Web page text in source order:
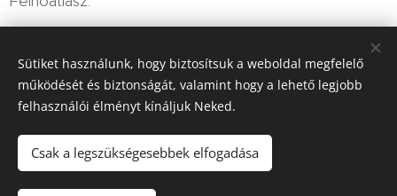
Share
Sütiket használunk, hogy biztosítsuk a weboldal megfelelő
működését és biztonságát, valamint hogy a lehető legjobb
felhasználói élményt kínáljuk Neked.
Csak a legszükségesebbek elfogadása